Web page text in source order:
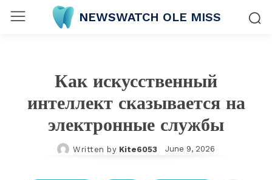
NEWSWATCH OLE MISS
Как искусственный
интеллект сказывается на
электронные службы
Written by Kite6053 June 9, 2026